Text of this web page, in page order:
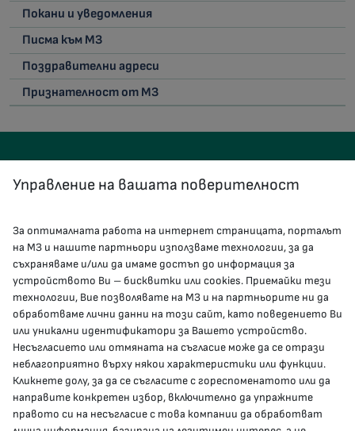
Покани и уведомления
Писма към МЗ
Поздравителни адреси
Признателност от МЗ
КОНТАКТИ
гр.София, 1000, пл. „Света Неделя“ №5
delovodstvo@mh.government.bg
presscenter@mh.government.bg
МЗ В СОЦИАЛНИТЕ МРЕЖИ
Управление на вашата поверителност
За оптималната работа на интернет страницата, порталът
на МЗ и нашите партньори използваме технологии, за да
съхраняваме и/или да имаме достъп до информация за
устройството Ви – бисквитки или cookies. Приемайки тези
технологии, Вие позволявате на МЗ и на партньорите ни да
обработваме лични данни на този сайт, като поведението Ви
или уникални идентификатори за Вашето устройство.
Несъгласието или отмяната на съгласие може да се отрази
неблагоприятно върху някои характеристики или функции.
Кликнете долу, за да се съгласите с гореспоменатото или да
направите конкретен избор, включително да упражните
правото си на несъгласие с това компании да обработват